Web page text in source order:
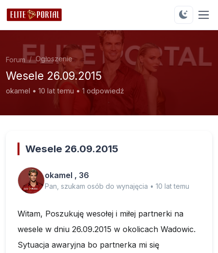
Forum Ogłoszenie
Wesele 26.09.2015
okamel • 10 lat temu • 1 odpowiedź
Wesele 26.09.2015
okamel , 36
Pan, szukam osób do wynajęcia • 10 lat temu
Witam, Poszukuję wesołej i miłej partnerki na
wesele w dniu 26.09.2015 w okolicach Wadowic.
Sytuacja awaryjna bo partnerka mi się